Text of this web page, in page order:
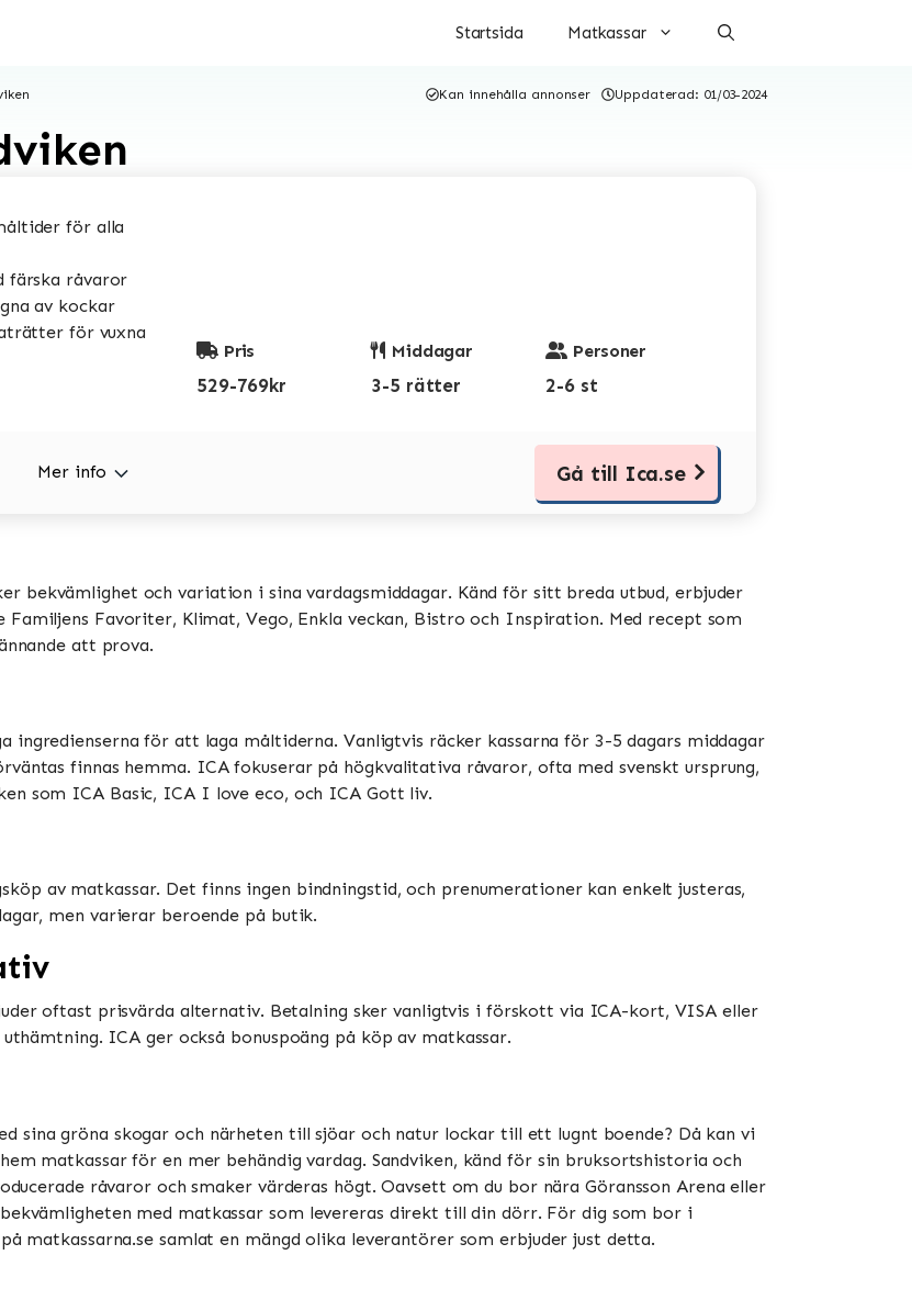
Startsida Matkassar
Kan innehålla annonser Uppdaterad: 01/03-2024
för alla
färska råvaror
av kockar
för vuxna
Pris
529-769kr
Middagar
3-5 rätter
Personer
2-6 st
Mer info Gå till Ica.se
bekvämlighet och variation i sina vardagsmiddagar. Känd för sitt breda utbud, erbjuder
Familjens Favoriter, Klimat, Vego, Enkla veckan, Bistro och Inspiration​​​​. Med recept som
att prova​​.
ingredienserna för att laga måltiderna. Vanligtvis räcker kassarna för 3-5 dagars middagar
finnas hemma​​. ICA fokuserar på högkvalitativa råvaror, ofta med svenskt ursprung,
som ICA Basic, ICA I love eco, och ICA Gott liv​​.
av matkassar. Det finns ingen bindningstid, och prenumerationer kan enkelt justeras,
men varierar beroende på butik​​​​.
oftast prisvärda alternativ. Betalning sker vanligtvis i förskott via ICA-kort, VISA eller
ICA ger också bonuspoäng på köp av matkassar​​.
sina gröna skogar och närheten till sjöar och natur lockar till ett lugnt boende? Då kan vi
matkassar för en mer behändig vardag. Sandviken, känd för sin bruksortshistoria och
råvaror och smaker värderas högt. Oavsett om du bor nära Göransson Arena eller
med matkassar som levereras direkt till din dörr. För dig som bor i
matkassarna.se samlat en mängd olika leverantörer som erbjuder just detta.